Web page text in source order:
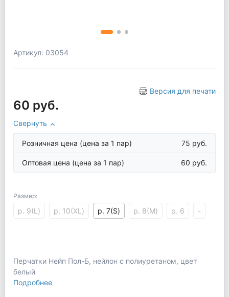
Артикул: 03054
Версия для печати
60 руб.
Свернуть
Розничная цена (цена за 1 пар) 75 руб.
Оптовая цена (цена за 1 пар) 60 руб.
Размер:
р. 9(L) р. 10(XL) р. 7(S) р. 8(M) р. 6 -
Перчатки Нейп Пол-Б, нейлон с полиуретаном, цвет
белый
Подробнее